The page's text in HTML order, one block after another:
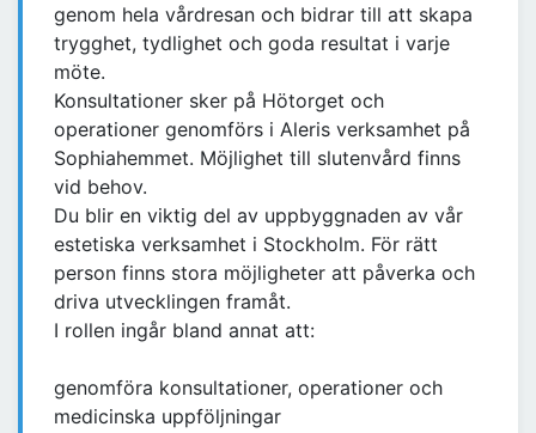
genom hela vårdresan och bidrar till att skapa
trygghet, tydlighet och goda resultat i varje
möte.
Konsultationer sker på Hötorget och
operationer genomförs i Aleris verksamhet på
Sophiahemmet. Möjlighet till slutenvård finns
vid behov.
Du blir en viktig del av uppbyggnaden av vår
estetiska verksamhet i Stockholm. För rätt
person finns stora möjligheter att påverka och
driva utvecklingen framåt.
I rollen ingår bland annat att:
genomföra konsultationer, operationer och
medicinska uppföljningar